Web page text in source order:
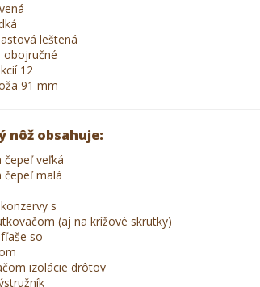
leštená
obojručné
12
91 mm
nôž obsahuje:
čepeľ veľká
čepeľ malá
s
(aj na krížové skrutky)
so
izolácie drôtov